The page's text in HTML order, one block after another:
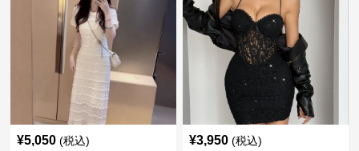
¥5,050 (税込) ¥3,950 (税込)